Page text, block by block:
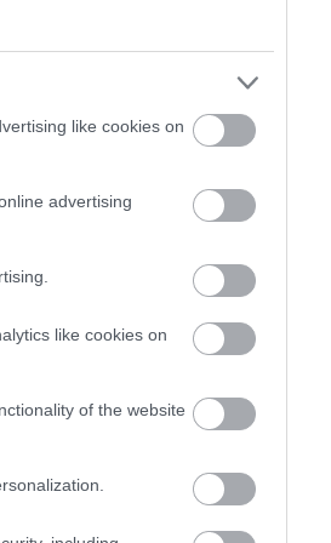
like cookies on
advertising
like cookies on
of the website
τα απαραίτητα δικαιολογητικά.
αρχείων
που αφορούν τα αρχεία
πρέπει νασυγχωνεύσουν
το προηγούμενο αρχείο.